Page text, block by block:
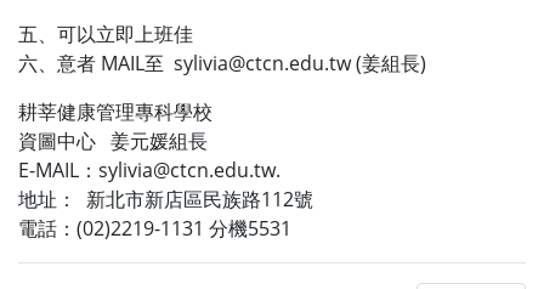
五、可以立即上班佳
六、意者 MAIL至 sylivia@ctcn.edu.tw (姜組長)
耕莘健康管理專科學校
資圖中心 姜元媛組長
E-MAIL：sylivia@ctcn.edu.tw.
地址： 新北市新店區民族路112號
電話：(02)2219-1131 分機5531